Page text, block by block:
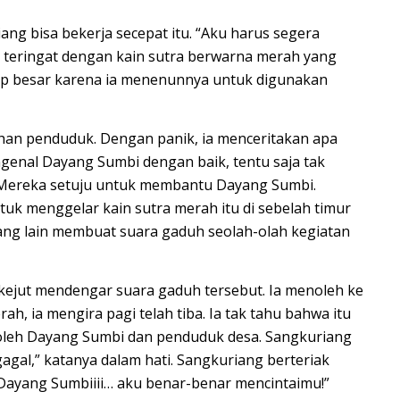
bisa bekerja secepat itu. “Aku harus segera
teringat dengan kain sutra berwarna merah yang
besar karena ia menenunnya untuk digunakan
penduduk. Dengan panik, ia menceritakan apa
Dayang Sumbi dengan baik, tentu saja tak
setuju untuk membantu Dayang Sumbi.
menggelar kain sutra merah itu di sebelah timur
lain membuat suara gaduh seolah-olah kegiatan
mendengar suara gaduh tersebut. Ia menoleh ke
ia mengira pagi telah tiba. Ia tak tahu bahwa itu
Dayang Sumbi dan penduduk desa. Sangkuriang
katanya dalam hati. Sangkuriang berteriak
Sumbiiii… aku benar-benar mencintaimu!”